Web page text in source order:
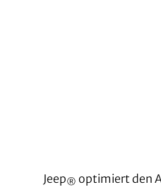
Jeep® optimiert den